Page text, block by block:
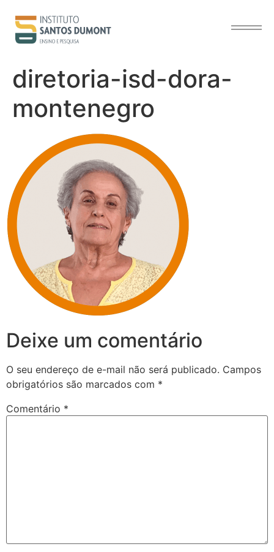
conteúdo
diretoria-isd-dora-
montenegro
Deixe um comentário
O seu endereço de e-mail não será publicado. Campos
obrigatórios são marcados com *
Comentário *